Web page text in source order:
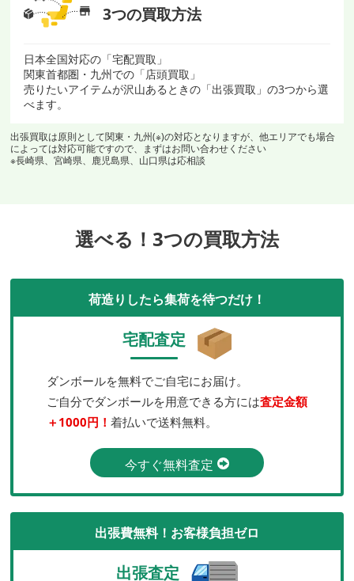
3つの買取方法
日本全国対応の「宅配買取」
関東首都圏・九州での「店頭買取」
売りたいアイテムが沢山あるときの「出張買取」の3つから選
べます。
出張買取は原則として関東・九州(※)の対応となりますが、他エリアでも場合
によっては対応可能ですので、まずはお問い合わせください
※長崎県、宮崎県、鹿児島県、山口県は応相談
選べる！3つの買取方法
荷造りしたら集荷を待つだけ！
宅配査定
ダンボールを無料でご自宅にお届け。
ご自分でダンボールを用意できる方には査定金額
＋1000円！ 着払いで送料無料。
今すぐ無料査定
出張費無料！お客様負担ゼロ
出張査定